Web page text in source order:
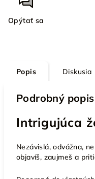
Opýtať sa
Popis Diskusia
Podrobný popis
Intrigujúca
Nezávislá, odvážna,
objavíš, zaujmeš a